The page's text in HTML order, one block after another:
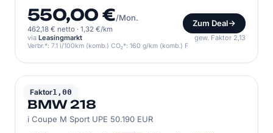
550,00 €/Mon.
462,18 € netto · 1,32 €/km
Zum Deal
via Leasingmarkt gew. Faktor 2,13
Verbr.*: 7.1 l/100km (komb.) CO₂*: 160 g/km (komb.) F
Faktor1,00
BMW
BMW 218
i Coupe M Sport UPE 50.190 EUR